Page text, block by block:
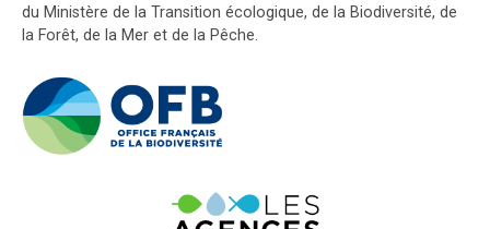
du Ministère de la Transition écologique, de la Biodiversité, de
la Forêt, de la Mer et de la Pêche.